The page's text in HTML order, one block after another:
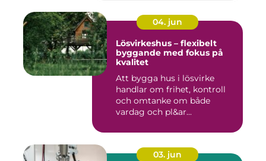
04. jun
Lösvirkeshus – flexibelt
byggande med fokus på
kvalitet
Att bygga hus i lösvirke
handlar om frihet, kontroll
och omtanke om både
vardag och pl&ar...
03. jun